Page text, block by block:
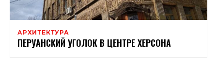
АРХИТЕКТУРА
ПЕРУАНСКИЙ УГОЛОК В ЦЕНТРЕ ХЕРСОНА